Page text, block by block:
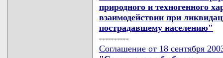
природного и техногенного
взаимодействии при
пострадавшему населению"
----------
Соглашение от 18 сентября